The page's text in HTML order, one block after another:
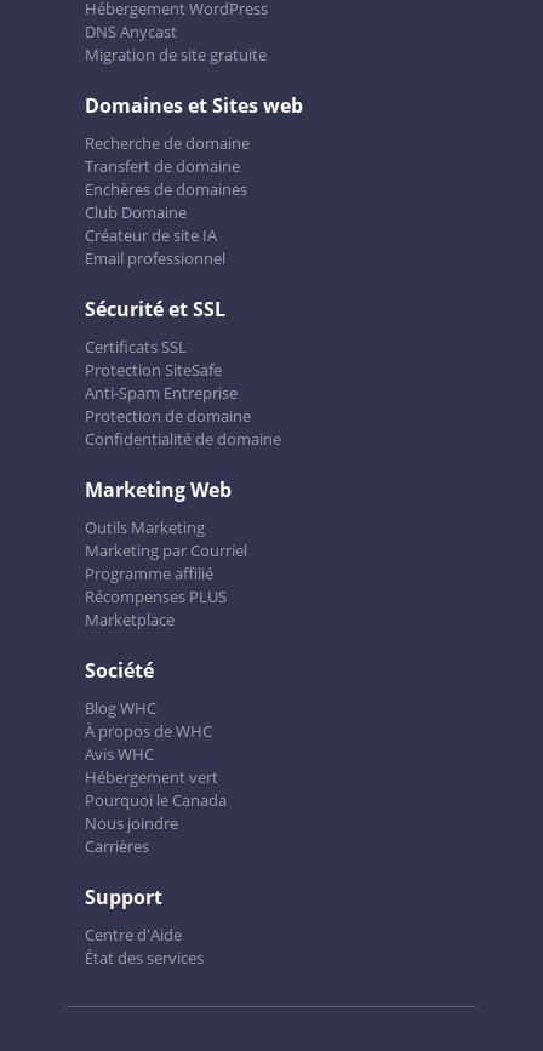
Hébergement WordPress
DNS Anycast
Migration de site gratuite
Domaines et Sites web
Recherche de domaine
Transfert de domaine
Enchères de domaines
Club Domaine
Créateur de site IA
Email professionnel
Sécurité et SSL
Certificats SSL
Protection SiteSafe
Anti-Spam Entreprise
Protection de domaine
Confidentialité de domaine
Marketing Web
Outils Marketing
Marketing par Courriel
Programme affilié
Récompenses PLUS
Marketplace
Société
Blog WHC
À propos de WHC
Avis WHC
Hébergement vert
Pourquoi le Canada
Nous joindre
Carrières
Support
Centre d'Aide
État des services